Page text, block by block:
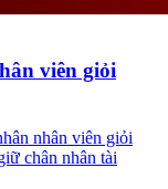
viên giỏi
nhân viên giỏi
chân nhân tài